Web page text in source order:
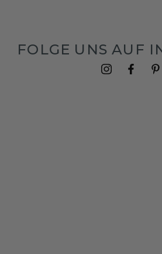
FOLGE UNS AUF